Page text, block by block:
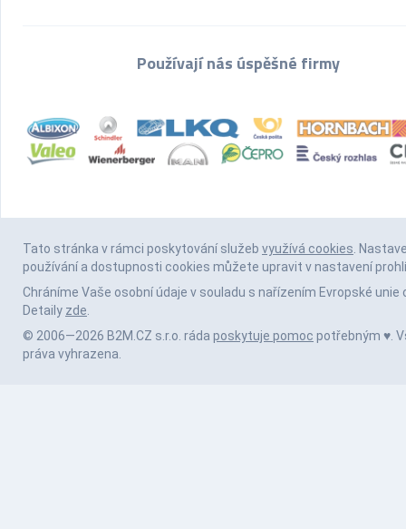
Používají nás úspěšné firmy
Tato stránka v rámci poskytování služeb využívá cookies.
používání a dostupnosti cookies můžete upravit v nastavení
Chráníme Vaše osobní údaje v souladu s nařízením Evropské unie
Detaily zde.
© 2006—2026 B2M.CZ s.r.o. ráda poskytuje pomoc potřebným ♥️.
práva vyhrazena.